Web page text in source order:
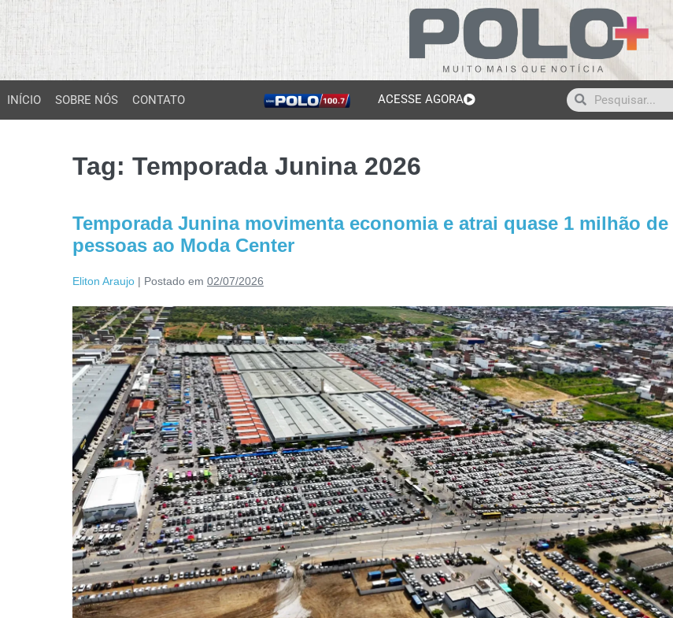
INÍCIO SOBRE NÓS CONTATO ACESSE AGORA
Tag: Temporada Junina 2026
Temporada Junina movimenta economia e atrai quase 1 milhão de
pessoas ao Moda Center
Eliton Araujo | Postado em 02/07/2026